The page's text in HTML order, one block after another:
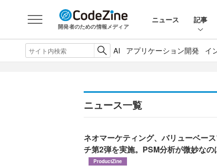
開発者のための情報メディア
ニュース 記事
AI アプリケーション開発 イ
ニュース一覧
ネオマーケティング、バリューベー
チ第2弾を実施。PSM分析が微妙な
ProductZine